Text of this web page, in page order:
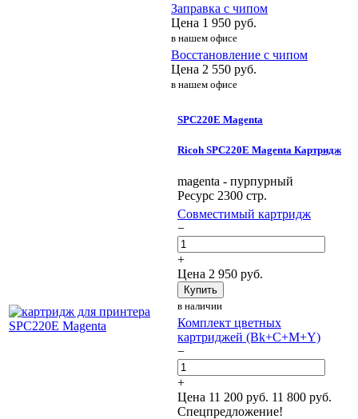
Заправка с чипом
Цена 1 950 руб.
в нашем офисе
Восстановление с чипом
Цена 2 550 руб.
в нашем офисе
SPC220E Magenta
Ricoh SPC220E Magenta Картридж
magenta - пурпурный
Ресурс 2300 стр.
Совместимый картридж
−
+
Цена 2 950 руб.
Купить
в наличии
Комплект цветных
картриджей (Bk+C+M+Y)
−
+
Цена 11 200 руб. 11 800 руб.
Спецпредложение!